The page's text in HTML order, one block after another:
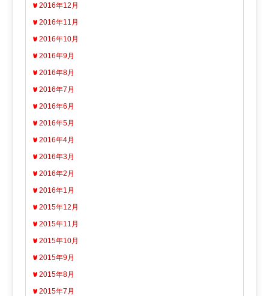
2016年12月
2016年11月
2016年10月
2016年9月
2016年8月
2016年7月
2016年6月
2016年5月
2016年4月
2016年3月
2016年2月
2016年1月
2015年12月
2015年11月
2015年10月
2015年9月
2015年8月
2015年7月